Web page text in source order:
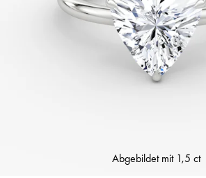
Abgebildet mit 1,5 ct